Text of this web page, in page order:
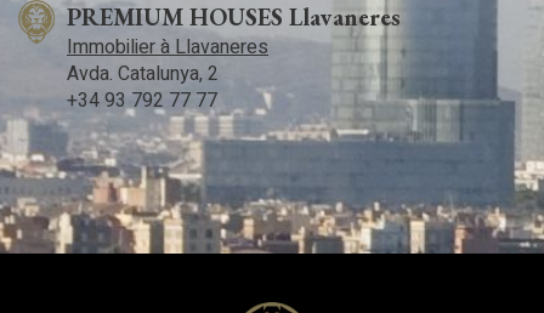
PREMIUM HOUSES Llavaneres
Immobilier à Llavaneres
Avda. Catalunya, 2
+34 93 792 77 77